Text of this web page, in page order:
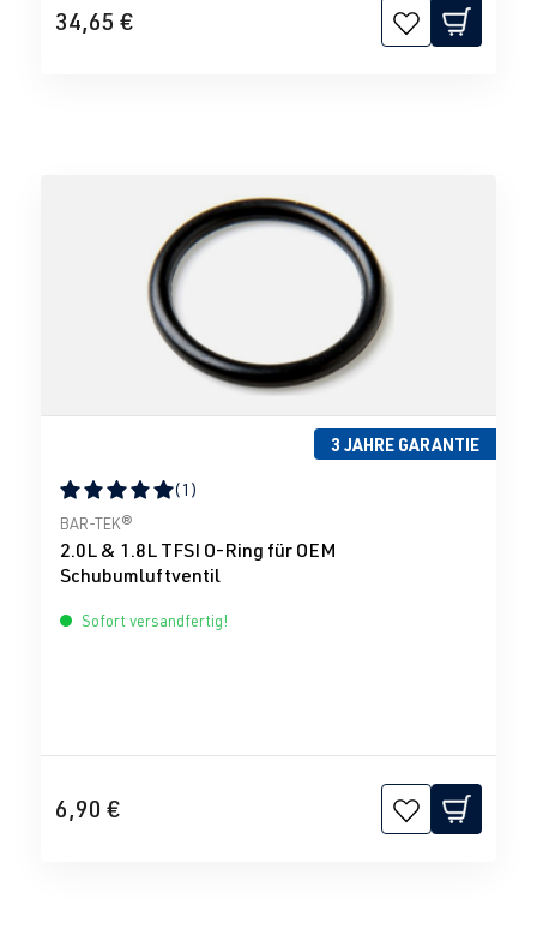
34,65 €
3 JAHRE GARANTIE
Durchschnittliche Bewertung von 5 von 5 Sternen
(1)
BAR-TEK®
2.0L & 1.8L TFSI O-Ring für OEM
Schubumluftventil
Sofort versandfertig!
6,90 €